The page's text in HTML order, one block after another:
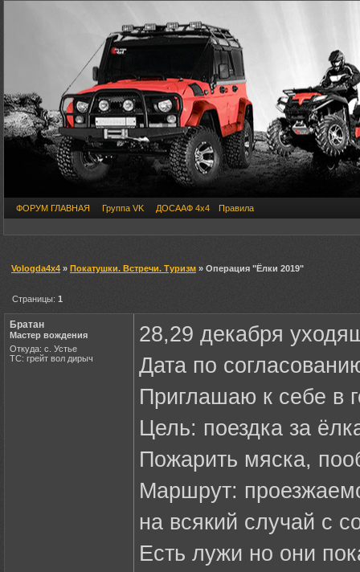
ФОРУМ ГЛАВНАЯ Группа VK ДОСААФ 4х4 Правила
Vologda4x4 » Покатушки. Встречи. Туризм » Операция "Ёлки 2019"
Страницы:1
Братан
Мастер вождения
Откуда: с. Устье
ТС: грейт вол дирыч
28,29 декабря
Дата по
Приглашаю к себе в
Цель: поездка за
Пожарить мяска,
Маршрут:
на всякий случай с
Есть лужи но они